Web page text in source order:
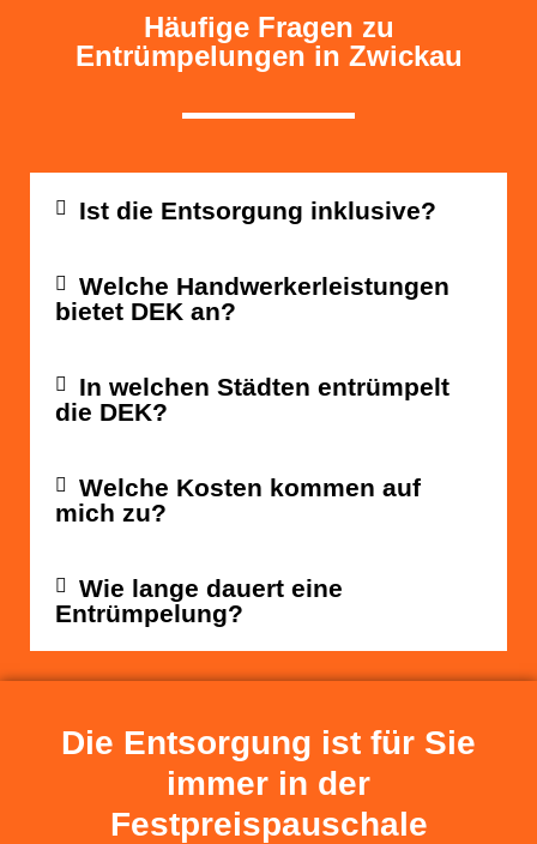
Häufige Fragen zu
Entrümpelungen in Zwickau
Ist die Entsorgung inklusive?
Welche Handwerkerleistungen
bietet DEK an?
In welchen Städten entrümpelt
die DEK?
Welche Kosten kommen auf
mich zu?
Wie lange dauert eine
Entrümpelung?
Die Entsorgung ist für Sie
immer in der
Festpreispauschale